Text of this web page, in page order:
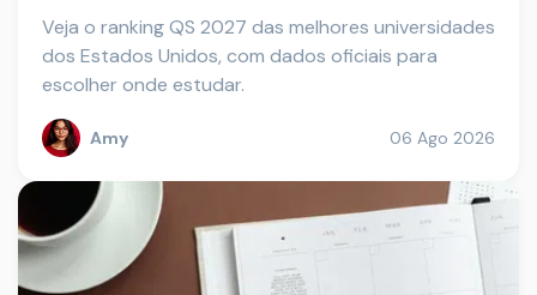
Veja o ranking QS 2027 das melhores universidades
dos Estados Unidos, com dados oficiais para
escolher onde estudar.
Amy 06 Ago 2026